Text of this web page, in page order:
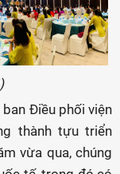
Điều phối viện
thành tựu triển
vừa qua, chúng